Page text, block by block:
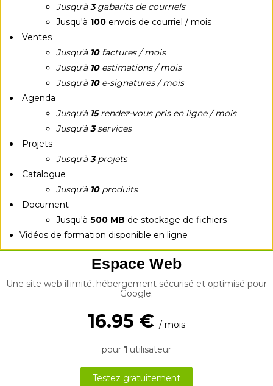
Jusqu'à3gabarits de courriels
Jusqu'à 100 envois de courriel / mois
Ventes
Jusqu'à 10factures / mois
Jusqu'à 10estimations / mois
Jusqu'à 10e-signatures / mois
Agenda
Jusqu'à 15rendez-vous pris en ligne / mois
Jusqu'à3services
Projets
Jusqu'à3projets
Catalogue
Jusqu'à 10produits
Document
Jusqu'à 500 MB de stockage de fichiers
Vidéos de formation disponible en ligne
Espace Web
Une site web illimité, hébergement sécurisé et optimisé pour
Google.
16.95 € / mois
pour 1 utilisateur
Testez gratuitement